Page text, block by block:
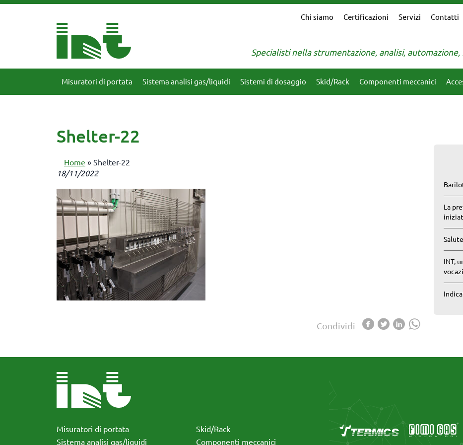
Chi siamo Certificazioni Servizi Contatti
Specialisti nella strumentazione, analisi,
Misuratori di portata Sistema analisi gas/liquidi Sistemi di dosaggio Skid/Rack Componenti meccanici
Shelter-22
Home » Shelter-22
18/11/2022
Condividi
La
INT,
Misuratori di portata
Sistema analisi gas/liquidi
Skid/Rack
Componenti meccanici